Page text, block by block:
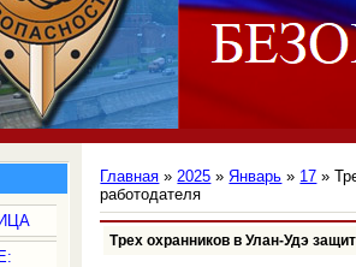
Главная »2025 » Январь » 17 »
работодателя
Трех охранников в Улан-Удэ